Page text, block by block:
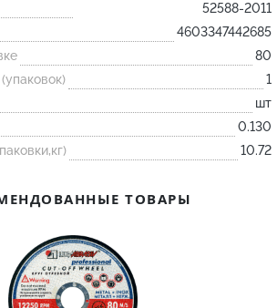
SiC смесь
52588-2011
4603347442685
80
1
шт
0.130
10.72
ТОВАРЫ